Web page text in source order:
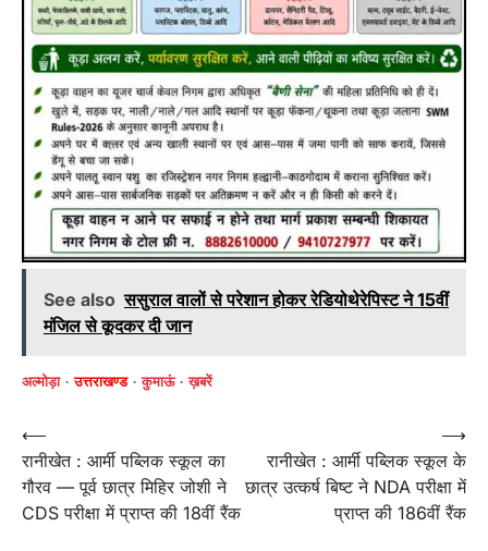
See also ससुराल वालों से परेशान होकर रेडियोथेरेपिस्ट ने 15वीं
मंजिल से कूदकर दी जान
अल्मोड़ा उत्तराखण्ड कुमाऊं ख़बरें
Post
navigation
⟵
रानीखेत : आर्मी पब्लिक स्कूल का
गौरव — पूर्व छात्र मिहिर जोशी ने
CDS परीक्षा में प्राप्त की 18वीं रैंक
रानीखेत : आर्मी पब्लिक स्कूल के
छात्र उत्कर्ष बिष्ट ने NDA परीक्षा में
प्राप्त की 186वीं रैंक
⟶